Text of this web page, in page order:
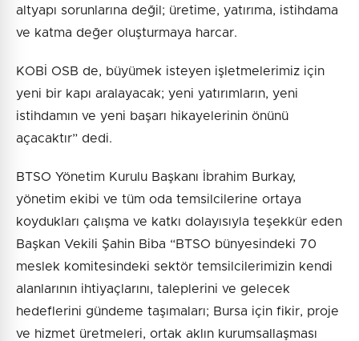
altyapı sorunlarına değil; üretime, yatırıma, istihdama
ve katma değer oluşturmaya harcar.
KOBİ OSB de, büyümek isteyen işletmelerimiz için
yeni bir kapı aralayacak; yeni yatırımların, yeni
istihdamın ve yeni başarı hikayelerinin önünü
açacaktır” dedi.
BTSO Yönetim Kurulu Başkanı İbrahim Burkay,
yönetim ekibi ve tüm oda temsilcilerine ortaya
koydukları çalışma ve katkı dolayısıyla teşekkür eden
Başkan Vekili Şahin Biba “BTSO bünyesindeki 70
meslek komitesindeki sektör temsilcilerimizin kendi
alanlarının ihtiyaçlarını, taleplerini ve gelecek
hedeflerini gündeme taşımaları; Bursa için fikir, proje
ve hizmet üretmeleri, ortak aklın kurumsallaşması